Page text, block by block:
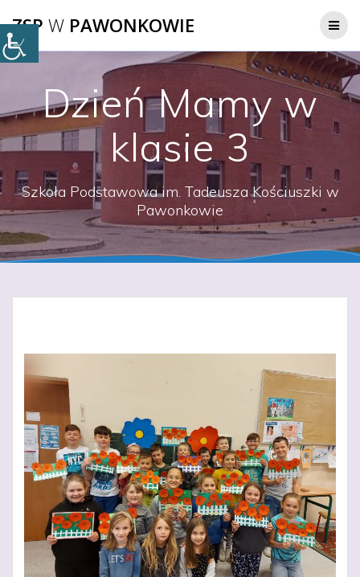
do
ZSP W PAWONKOWIE
Dzień Mamy w
klasie 3
Szkoła Podstawowa im. Tadeusza Kościuszki w
Pawonkowie